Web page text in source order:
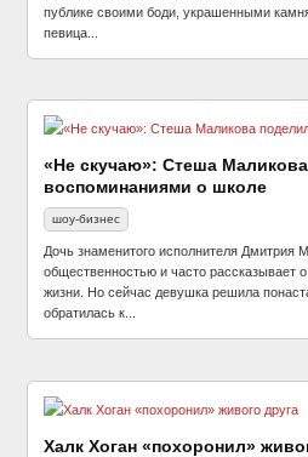
публике своими боди, украшенными
певица...
«Не скучаю»: Стеша
воспоминаниями о школе
шоу-бизнес
Дочь знаменитого исполнителя Дмитрия
общественностью и часто рассказывает
жизни. Но сейчас девушка решила
обратилась к...
Халк Хоган «похоронил»